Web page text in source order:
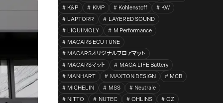
K&P
KMP Kohlenstoff
KW
LAPTORR
LAYERED SOUND
LIQUI MOLY
M Performance
MACARS ECU TUNE
MACARSオリジナルフロアマット
MACARSマット
MAGA LIFE Battery
MANHART
MAXTON DESIGN
MCB
MICHELIN
MSS
Neutrale
NITTO
NUTEC OHLINS OZ